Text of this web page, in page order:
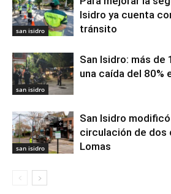
san isidro
Isidro ya cuenta
tránsito
san isidro
San Isidro: más
una caída del 80%
san isidro
San Isidro
circulación de dos
Lomas